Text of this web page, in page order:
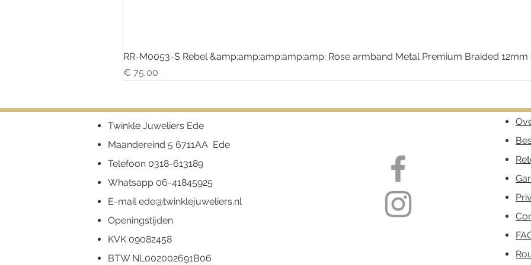
Snel overzicht
RR-M0053-S Rebel &amp;amp;amp;amp;amp; Rose armband Metal Premium Braided 12mm
Prijs
€ 75,00
Twinkle Juweliers Ede
Maandereind 5 6711AA Ede
Telefoon 0318-613189
Whatsapp 06-41845925
E-mailede@twinklejuweliers.nl
Openingstijden
KVK 09082458
BTW NL002002691B06